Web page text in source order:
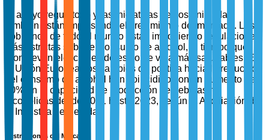
El apoyo regulatorio y las iniciativas de sostenibilidad
también están impulsando el crecimiento del mercado. Los
gobiernos de todo el mundo están imponiendo regulaciones
más estrictas sobre el consumo de alcohol, al tiempo que
promueven elecciones de estilo de vida más saludables. En
la Unión Europea, los cambios de política hacia la reducción
del consumo de alcohol han coincidido con un aumento del
50% en la capacidad de producción de bebidas no
alcohólicas desde 2021 hasta 2023, según la Asociación de
la Industria de Bebidas.
Restricciones del Mercado